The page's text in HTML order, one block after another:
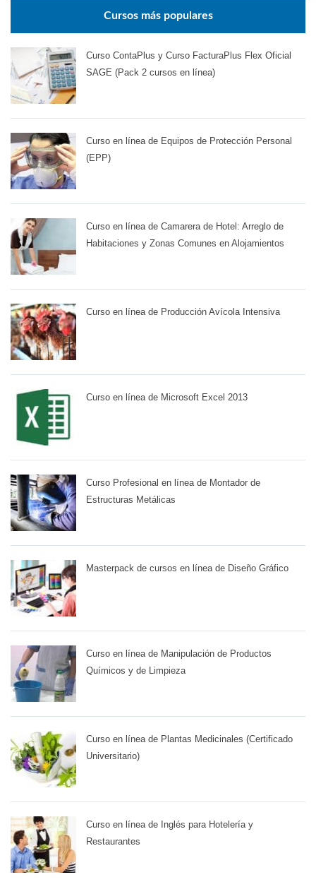
Cursos más populares
Curso ContaPlus y Curso FacturaPlus Flex Oficial
SAGE (Pack 2 cursos en línea)
Curso en línea de Equipos de Protección Personal
(EPP)
Curso en línea de Camarera de Hotel: Arreglo de
Habitaciones y Zonas Comunes en Alojamientos
Curso en línea de Producción Avícola Intensiva
Curso en línea de Microsoft Excel 2013
Curso Profesional en línea de Montador de
Estructuras Metálicas
Masterpack de cursos en línea de Diseño Gráfico
Curso en línea de Manipulación de Productos
Químicos y de Limpieza
Curso en línea de Plantas Medicinales (Certificado
Universitario)
Curso en línea de Inglés para Hotelería y
Restaurantes